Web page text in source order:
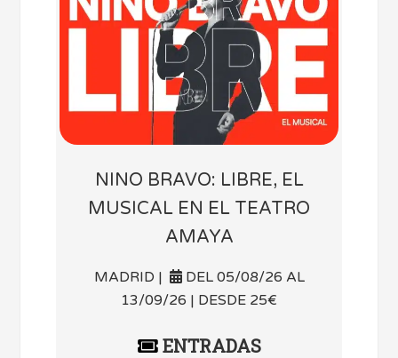
NINO BRAVO: LIBRE, EL
MUSICAL EN EL TEATRO
AMAYA
MADRID |
DEL 05/08/26 AL
13/09/26 | DESDE 25€
ENTRADAS